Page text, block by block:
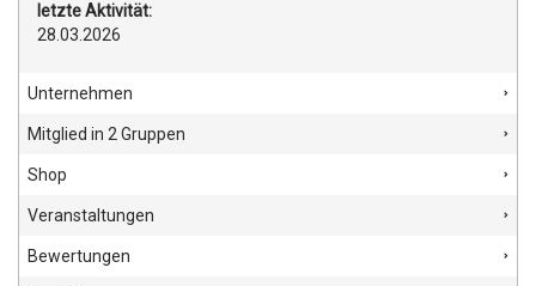
letzte Aktivität:
28.03.2026
Unternehmen
Mitglied in 2 Gruppen
Shop
Veranstaltungen
Bewertungen